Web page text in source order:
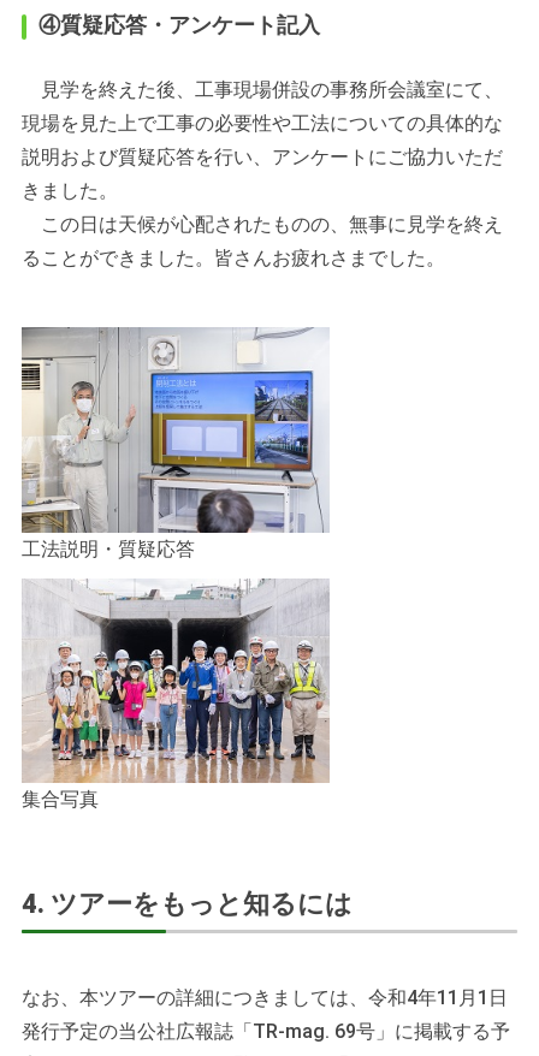
④質疑応答・アンケート記入
見学を終えた後、工事現場併設の事務所会議室にて、
現場を見た上で工事の必要性や工法についての具体的な
説明および質疑応答を行い、アンケートにご協力いただ
きました。
この日は天候が心配されたものの、無事に見学を終え
ることができました。皆さんお疲れさまでした。
工法説明・質疑応答
集合写真
4. ツアーをもっと知るには
なお、本ツアーの詳細につきましては、令和4年11月1日
発行予定の当公社広報誌「TR-mag. 69号」に掲載する予